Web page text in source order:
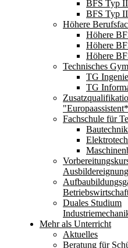
BFS Typ
BFS Typ
Höhere
Höhere
Höhere
Höhere
Technisches
TG
TG
Fachschule für
Bautechnik
Duales Studium
Mehr als Unterricht
Aktuelles
Beratung für